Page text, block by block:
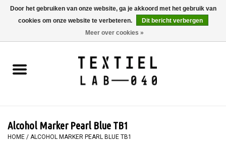
0 Artikelen - €0,00
BOEKEN
SCHILDEREN
Alcohol Marker Pearl Blue TB1
HOME / ALCOHOL MARKER PEARL BLUE TB1
Door het gebruiken van onze website, ga je akkoord met het gebruik van
cookies om onze website te verbeteren.
Dit bericht verbergen
Meer over cookies »